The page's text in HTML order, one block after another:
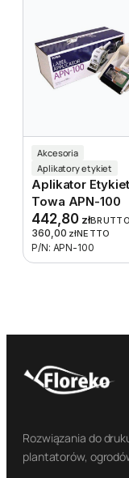
Akcesoria
Aplikatory etykiet
Aplikator Etykiet
Towa APN-100
442,80 złBRUTTO
360,00 złNETTO
P/N: APN-100
Rozwiązania do
plantatorów,